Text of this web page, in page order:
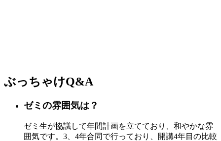
ぶっちゃけQ&A
ゼミの雰囲気は？
ゼミ生が協議して年間計画を立てており、和やかな雰
囲気です。3、4年合同で行っており、開講4年目の比較